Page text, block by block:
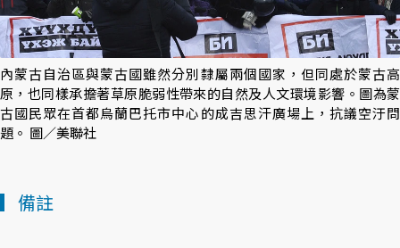
內蒙古自治區與蒙古國雖然分別隸屬兩個國家，但同處於蒙古高
原，也同樣承擔著草原脆弱性帶來的自然及人文環境影響。圖為蒙
古國民眾在首都烏蘭巴托市中心的成吉思汗廣場上，抗議空汙問
題。 圖／美聯社
▎備註